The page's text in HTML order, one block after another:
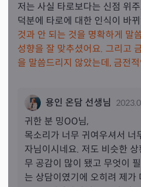
저는 사실 타로보다는 신점 위
덕분에 타로에 대한 인식이 바
것과 안 되는 것을 명확하게 말
성향을 잘 맞추셨어요. 그리고
을 말씀드리지 않았는데, 금전
요. 금
대방이 연락을 기다리고 있고
먼저 해도 좋지만, 막상 “우리가
고 있다고 하셨어요. 그리고 현
서, 팁을 엄청 주셨어요. 제가
시나 만에하나 미련을 놓고 새
께 합 보러 오겠습니다 :) 감사
용인 온담 선생님
귀한 분 밍OO님,
목소리가 너무 귀여우셔서 너
자님이시네요. 저도 비슷한
무 공감이 많이 됐고 무엇이
는 상담이였기에 오히려 제가